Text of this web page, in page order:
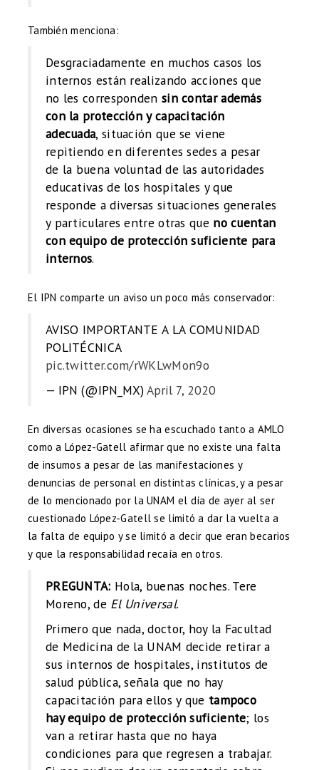
También menciona:
Desgraciadamente en muchos casos los
internos están realizando acciones que
no les corresponden sin contar además
con la protección y capacitación
adecuada, situación que se viene
repitiendo en diferentes sedes a pesar
de la buena voluntad de las autoridades
educativas de los hospitales y que
responde a diversas situaciones generales
y particulares entre otras que no cuentan
con equipo de protección suficiente para
internos.
El IPN comparte un aviso un poco más conservador:
AVISO IMPORTANTE A LA COMUNIDAD
POLITÉCNICA
pic.twitter.com/rWKLwMon9o
— IPN (@IPN_MX)April 7, 2020
En diversas ocasiones se ha escuchado tanto a AMLO
como a López-Gatell afirmar que no existe una falta
de insumos a pesar de las manifestaciones y
denuncias de personal en distintas clínicas, y a pesar
de lo mencionado por la UNAM el día de ayer al ser
cuestionado López-Gatell se limitó a dar la vuelta a
la falta de equipo y se limitó a decir que eran becarios
y que la responsabilidad recaía en otros.
PREGUNTA: Hola, buenas noches. Tere
Moreno, de El Universal.
Primero que nada, doctor, hoy la Facultad
de Medicina de la UNAM decide retirar a
sus internos de hospitales, institutos de
salud pública, señala que no hay
capacitación para ellos y que tampoco
hay equipo de protección suficiente; los
van a retirar hasta que no haya
condiciones para que regresen a trabajar.